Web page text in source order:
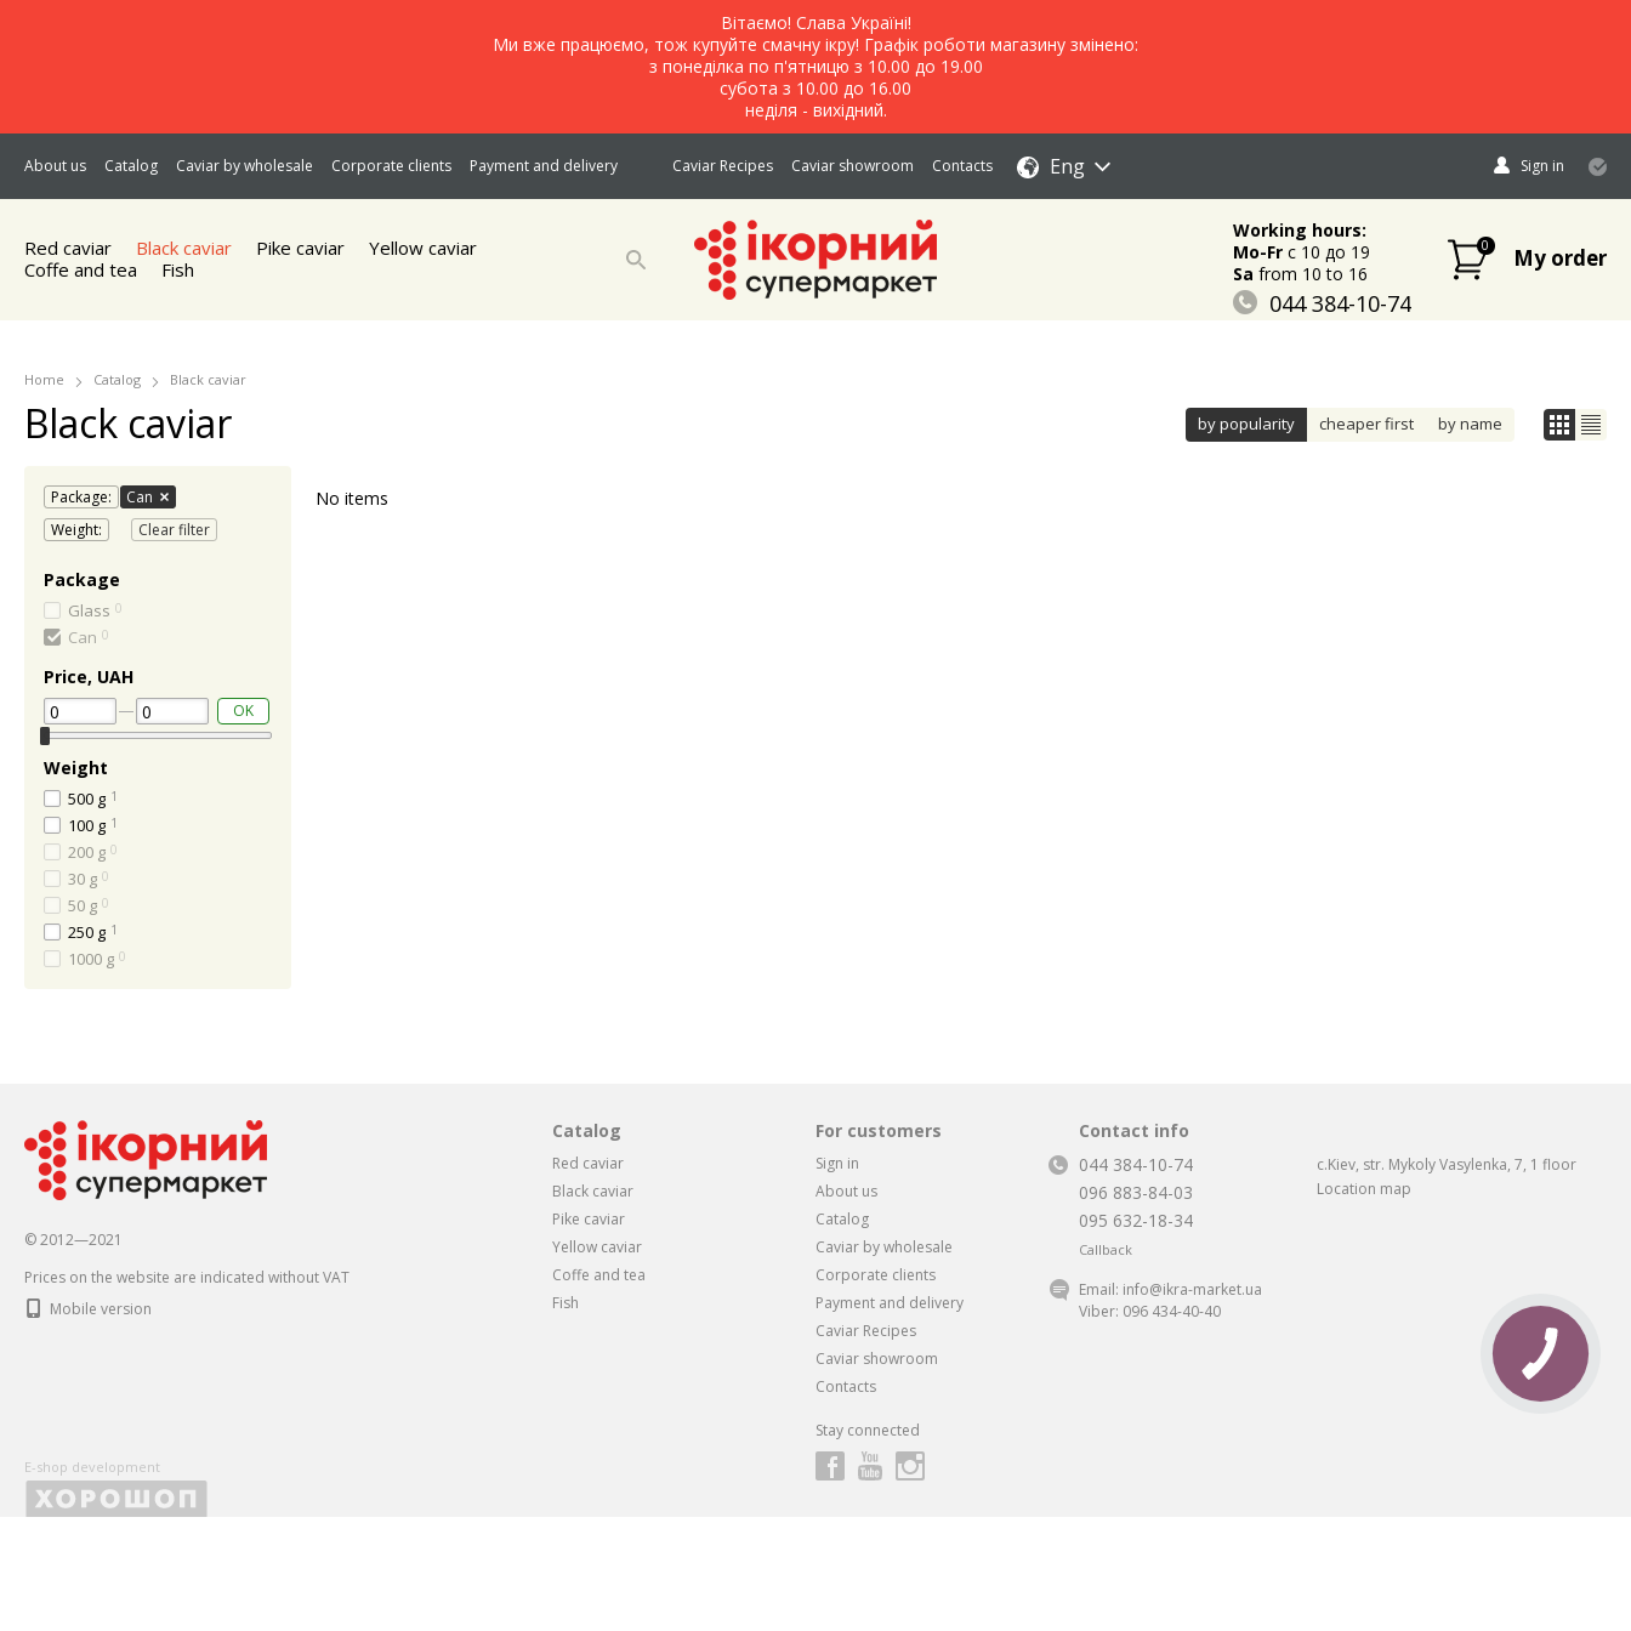
Вітаємо! Слава Україні!
Ми вже працюємо, тож купуйте смачну ікру! Графік роботи магазину змінено:
з понеділка по п'ятницю з 10.00 до 19.00
субота з 10.00 до 16.00
неділя - вихідний.
About us Catalog Caviar by wholesale Corporate clients Payment and delivery Caviar Recipes Caviar showroom Contacts Eng Sign in
Red caviar Black caviar Pike caviar
Yellow caviar
Coffe and tea
Fish
Working hours:
Mo-Frc 10 до 19
Sa from 10 to 16
044 384-10-74
0 My order
Home Catalog Black caviar
Black caviar by popularity cheaper first by name
No items
Package:
Can
Weight:
Clear filter
Package
Glass 0
Can 0
Price, UAH
OK
Weight
500 g 1
100 g 1
200 g 0
30 g 0
50 g 0
250 g 1
1000 g 0
© 2012—2021
Prices on the website are indicated without VAT
Mobile version
Catalog
Red caviar
Black caviar
Pike caviar
Yellow caviar
Coffe and tea
Fish
For customers
Sign in
About us
Catalog
Caviar by wholesale
Corporate clients
Payment and delivery
Caviar Recipes
Caviar showroom
Contacts
Stay connected
Contact info
044 384-10-74
096 883-84-03
095 632-18-34
Callback
c.Kiev, str. Mykoly Vasylenka, 7, 1 floor
Location map
Email: info@ikra-market.ua
Viber: 096 434-40-40
E-shop development